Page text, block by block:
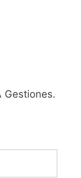
Gestiones.